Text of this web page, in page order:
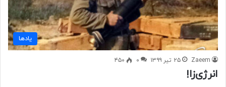
یادها
Zaeem ۲۵ تیر ۱۳۹۹ ۰ ۴۵۰
انرژی‌زا!